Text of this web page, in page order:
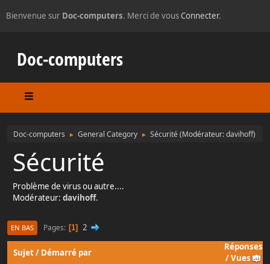
Bienvenue sur Doc-computers. Merci de vousConnecter.
Doc-computers
Doc-computers ► General Category ► Sécurité (Modérateur:davihoff)
Sécurité
Problème de virus ou autre....
Modérateur: davihoff.
EN BAS Pages 1 2
Sujet/ Démarré par
Réponses
/Vues